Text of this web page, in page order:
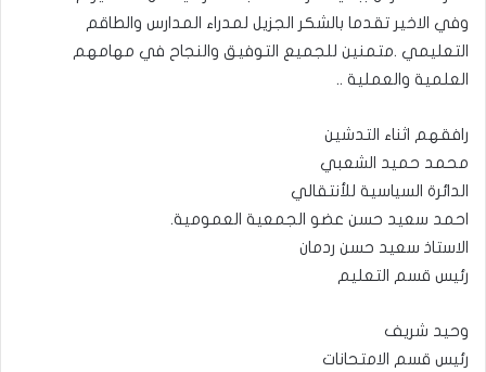
وفي الاخير تقدما بالشكر الجزيل لمدراء المدارس والطاقم
التعليمي .متمنين للجميع التوفيق والنجاح في مهامهم
العلمية والعملية ..
رافقهم اثناء التدشين
محمد حميد الشعبي
الدائرة السياسية للأنتقالي
احمد سعيد حسن عضو الجمعية العمومية.
الاستاذ سعيد حسن ردمان
رئيس قسم التعليم
وحيد شريف
رئيس قسم الامتحانات